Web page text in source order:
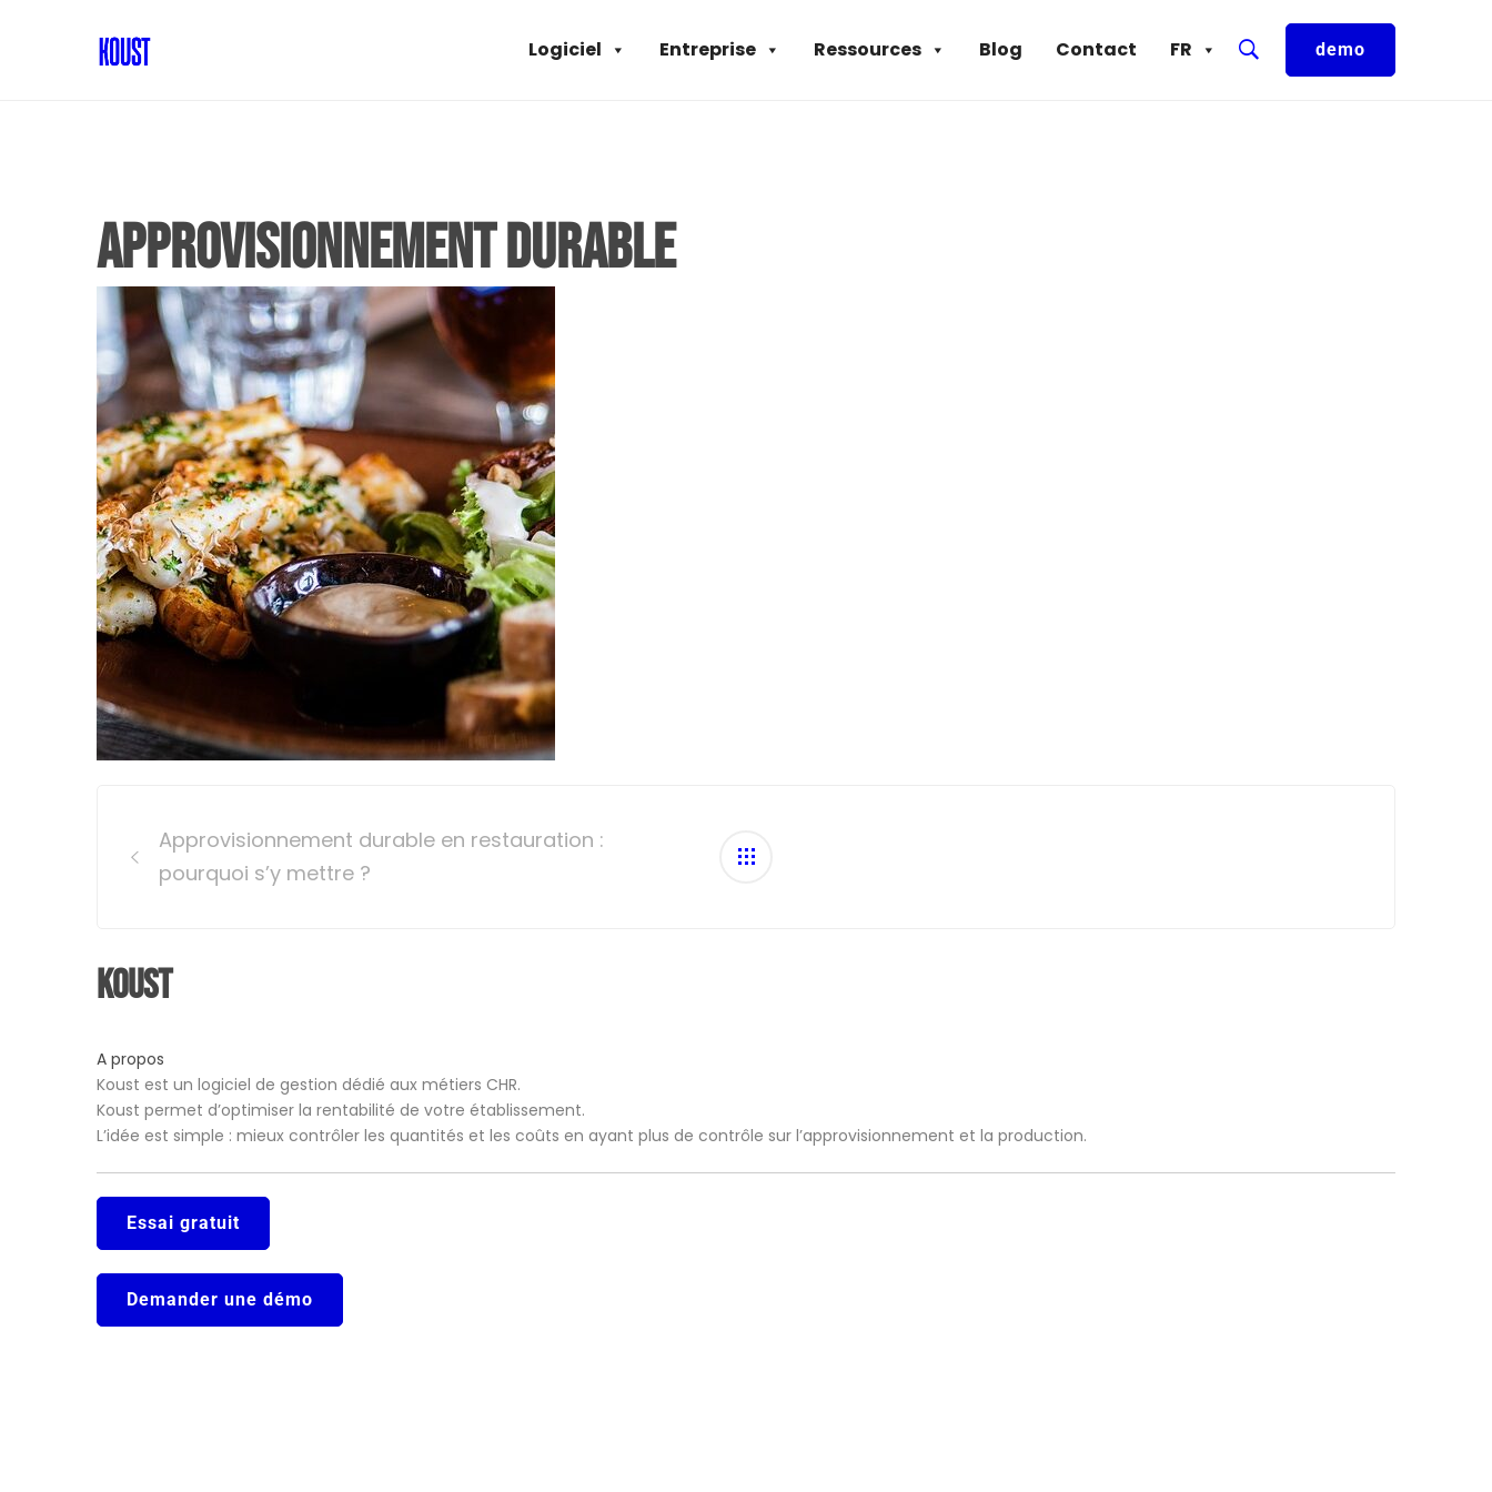
FR
Contact
Blog
Ressources
Entreprise
Logiciel demo
approvisionnement durable
navigation
Approvisionnement durable en restauration :
pourquoi s’y mettre ?
Koust
A propos
Koust est un logiciel de gestion dédié aux métiers CHR.
Koust permet d’optimiser la rentabilité de votre établissement.
L’idée est simple : mieux contrôler les quantités et les coûts en ayant plus de contrôle sur l’approvisionnement et la production.
Essai gratuit
Demander une démo